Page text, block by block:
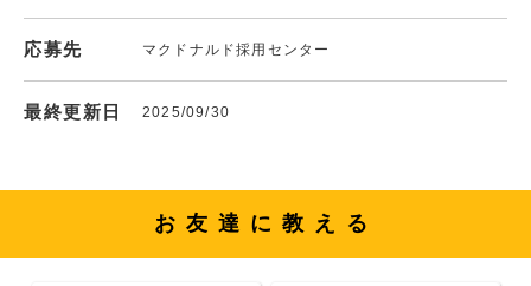
応募先 マクドナルド採用センター
最終更新日 2025/09/30
お友達に教える